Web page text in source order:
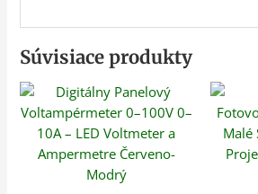
Súvisiace produkty